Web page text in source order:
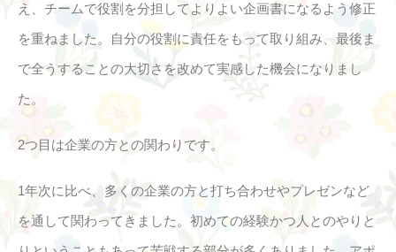
え、チームで役割を分担してよりよい企画書になるよう修正
を重ねました。自分の役割に責任をもって取り組み、最後ま
で全うすることの大切さを改めて実感した機会になりまし
た。
2つ目は企業の方との関わりです。
1年次に比べ、多くの企業の方と打ち合わせやプレゼンなど
を通して関わってきました。初めての経験かつ人とのやりと